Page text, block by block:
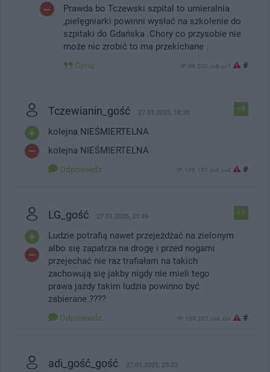
Prawda bo Tczewski szpital to umieralnia
,pielęgniarki powinni wysłać na szkolenie do
szpitaki do Gdańska .Chory co przysobie nie
może nic zrobić to ma przekichane .
Cytuj IP: 89.200.xx8.xx7 #
+4
Tczewianin_gość 27.01.2025, 18:30
kolejna NIEŚMIERTELNA
kolejna NIEŚMIERTELNA
Odpowiedz IP: 109.197.xx9.xx4 #
+1
LG_gość 27.01.2025, 21:49
Ludzie potrafią nawet przejeżdżać na zielonym
albo się zapatrza na drogę i przed nogami
przejechać nie raz trafiałam na takich
zachowują się jakby nigdy nie mieli tego
prawa jazdy takim ludzia powinno być
zabierane.????
Odpowiedz IP: 109.207.xx4.xxx #
adi_gość_gość 27.01.2025, 23:32